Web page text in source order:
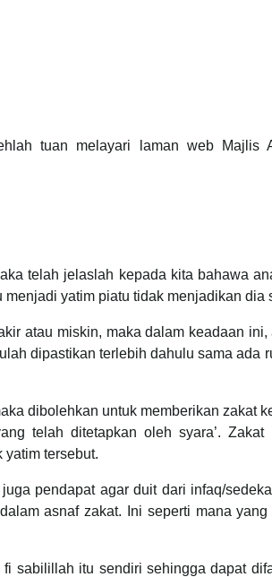
tuan melayari laman web Majlis
telah jelaslah kepada kita bahawa
yatim piatu tidak menjadikan dia
atau miskin, maka dalam keadaan
dipastikan terlebih dahulu sama ada
dibolehkan untuk memberikan zakat
telah ditetapkan oleh syara’.
tersebut.
pendapat agar duit dari infaq/
asnaf zakat. Ini seperti mana
sabilillah itu sendiri sehingga dapat